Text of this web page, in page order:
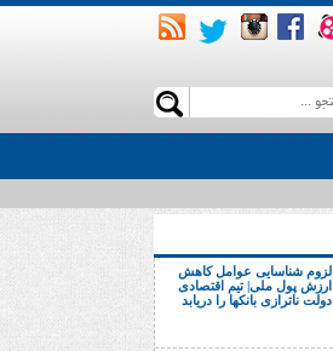
لزوم شناسایی عوامل کاهش
ارزش پول ملی| تیم اقتصادی
دولت ناترازی بانکها را دریابد